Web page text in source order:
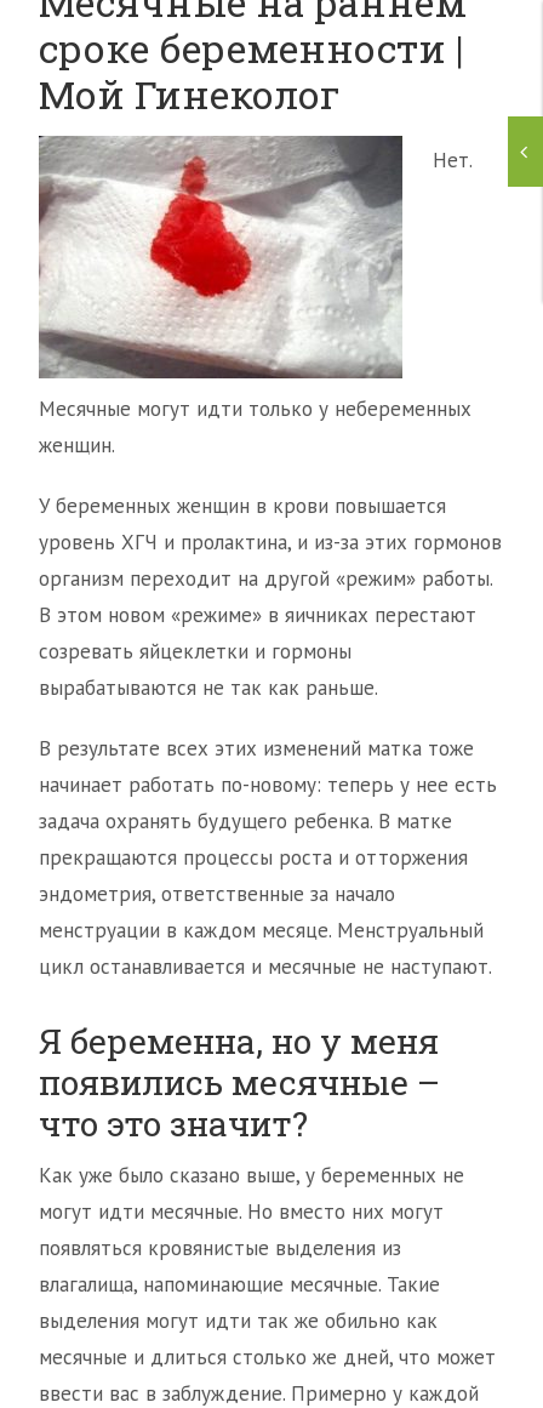
сроке беременности |
Мой Гинеколог
Нет.
Месячные могут идти только у небеременных
женщин.
У беременных женщин в крови повышается
уровень ХГЧ и пролактина, и из-за этих гормонов
организм переходит на другой «режим» работы.
В этом новом «режиме» в яичниках перестают
созревать яйцеклетки и гормоны
вырабатываются не так как раньше.
В результате всех этих изменений матка тоже
начинает работать по-новому: теперь у нее есть
задача охранять будущего ребенка. В матке
прекращаются процессы роста и отторжения
эндометрия, ответственные за начало
менструации в каждом месяце. Менструальный
цикл останавливается и месячные не наступают.
Я беременна, но у меня
появились месячные –
что это значит?
Как уже было сказано выше, у беременных не
могут идти месячные. Но вместо них могут
появляться кровянистые выделения из
влагалища, напоминающие месячные. Такие
выделения могут идти так же обильно как
месячные и длиться столько же дней, что может
ввести вас в заблуждение. Примерно у каждой